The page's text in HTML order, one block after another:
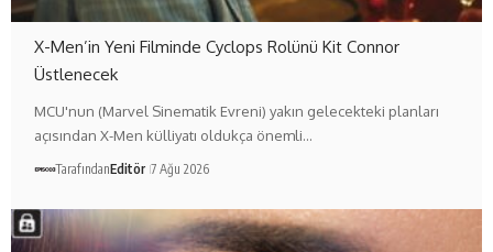
X-Men’in Yeni Filminde Cyclops Rolünü Kit Connor
Üstlenecek
MCU'nun (Marvel Sinematik Evreni) yakın gelecekteki planları
açısından X-Men külliyatı oldukça önemli…
TarafındanEditör 7 Ağu 2026